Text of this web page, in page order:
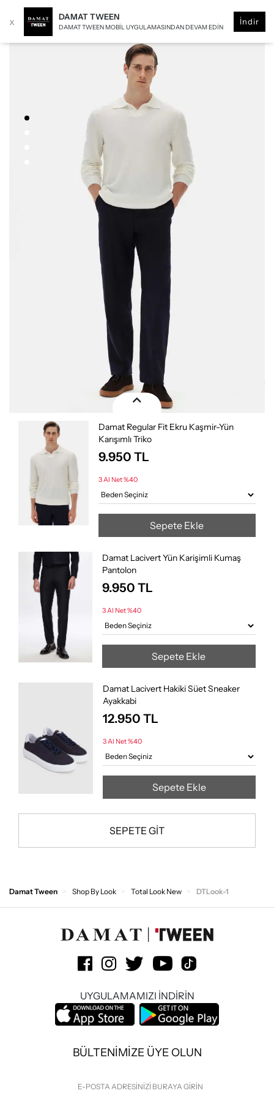
x DAMAT TWEEN
DAMAT TWEEN MOBIL UYGULAMASINDAN DEVAM EDIN
İndir
Damat Regular Fit Ekru Kaşmir-Yün
Karışımlı Triko
9.950 TL
3 Al Net %40
Sepete Ekle
Damat Lacivert Yün Karişimli Kumaş
Pantolon
9.950 TL
3 Al Net %40
Sepete Ekle
Damat Lacivert Hakiki Süet Sneaker
Ayakkabi
12.950 TL
3 Al Net %40
Sepete Ekle
SEPETE GİT
Damat Tween Shop By Look Total Look New DTLook-1
UYGULAMAMIZI İNDİRİN
BÜLTENİMİZE ÜYE OLUN